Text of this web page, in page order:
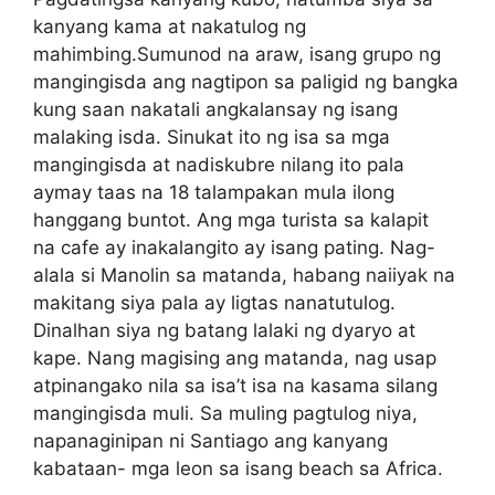
kanyang kama at nakatulog ng
mahimbing.Sumunod na araw, isang grupo ng
mangingisda ang nagtipon sa paligid ng bangka
kung saan nakatali angkalansay ng isang
malaking isda. Sinukat ito ng isa sa mga
mangingisda at nadiskubre nilang ito pala
aymay taas na 18 talampakan mula ilong
hanggang buntot. Ang mga turista sa kalapit
na cafe ay inakalangito ay isang pating. Nag-
alala si Manolin sa matanda, habang naiiyak na
makitang siya pala ay ligtas nanatutulog.
Dinalhan siya ng batang lalaki ng dyaryo at
kape. Nang magising ang matanda, nag usap
atpinangako nila sa isa’t isa na kasama silang
mangingisda muli. Sa muling pagtulog niya,
napanaginipan ni Santiago ang kanyang
kabataan- mga leon sa isang beach sa Africa.